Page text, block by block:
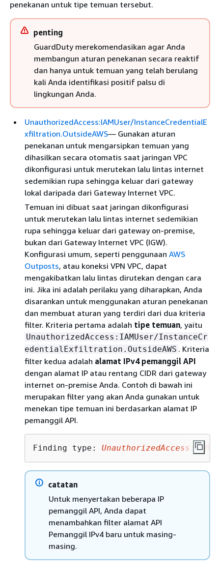
penekanan untuk tipe temuan tersebut.
penting
GuardDuty merekomendasikan agar Anda
membangun aturan penekanan secara reaktif
dan hanya untuk temuan yang telah berulang
kali Anda identifikasi positif palsu di
lingkungan Anda.
UnauthorizedAccess:IAMUser/InstanceCredentialE
xfiltration.OutsideAWS— Gunakan aturan
penekanan untuk mengarsipkan temuan yang
dihasilkan secara otomatis saat jaringan VPC
dikonfigurasi untuk merutekan lalu lintas internet
sedemikian rupa sehingga keluar dari gateway
lokal daripada dari Gateway Internet VPC.
Temuan ini dibuat saat jaringan dikonfigurasi
untuk merutekan lalu lintas internet sedemikian
rupa sehingga keluar dari gateway on-premise,
bukan dari Gateway Internet VPC (IGW).
Konfigurasi umum, seperti penggunaan AWS
Outposts, atau koneksi VPN VPC, dapat
mengakibatkan lalu lintas dirutekan dengan cara
ini. Jika ini adalah perilaku yang diharapkan, Anda
disarankan untuk menggunakan aturan penekanan
dan membuat aturan yang terdiri dari dua kriteria
filter. Kriteria pertama adalah tipe temuan, yaitu
UnauthorizedAccess:IAMUser/InstanceCr
edentialExfiltration.OutsideAWS . Kriteria
filter kedua adalah alamat IPv4 pemanggil API
dengan alamat IP atau rentang CIDR dari gateway
internet on-premise Anda. Contoh di bawah ini
merupakan filter yang akan Anda gunakan untuk
menekan tipe temuan ini berdasarkan alamat IP
pemanggil API.
Finding type:
catatan
Untuk menyertakan beberapa IP
pemanggil API, Anda dapat
menambahkan filter alamat API
Pemanggil IPv4 baru untuk masing-
masing.